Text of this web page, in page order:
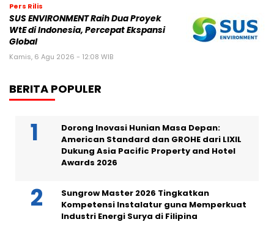
Pers Rilis
SUS ENVIRONMENT Raih Dua Proyek
WtE di Indonesia, Percepat Ekspansi
Global
Kamis, 6 Agu 2026 - 12:08 WIB
BERITA POPULER
Dorong Inovasi Hunian Masa Depan:
American Standard dan GROHE dari LIXIL
Dukung Asia Pacific Property and Hotel
Awards 2026
Sungrow Master 2026 Tingkatkan
Kompetensi Instalatur guna Memperkuat
Industri Energi Surya di Filipina